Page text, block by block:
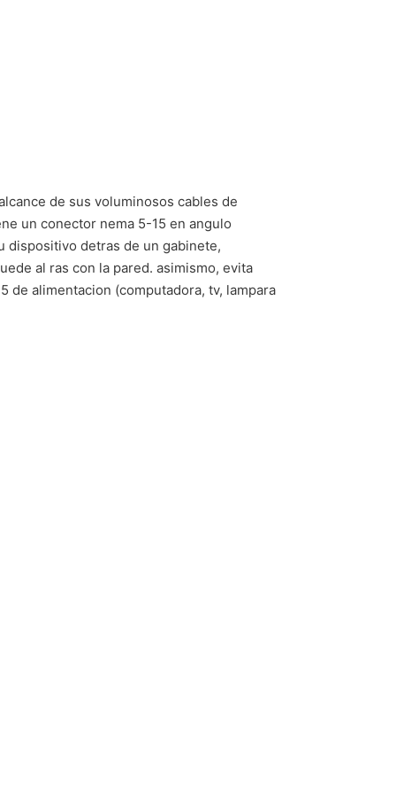
de sus voluminosos cables de
un conector nema 5-15 en angulo
dispositivo detras de un gabinete,
al ras con la pared. asimismo, evita
alimentacion (computadora, tv, lampara